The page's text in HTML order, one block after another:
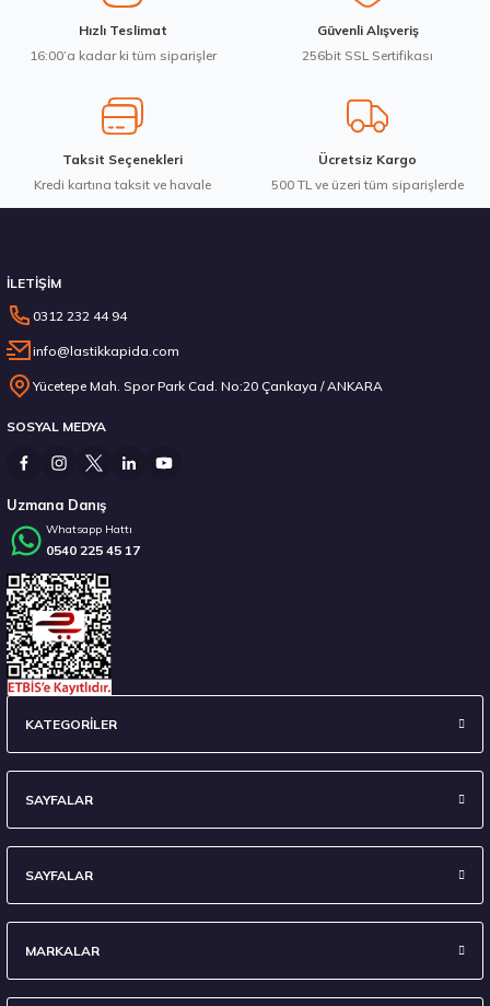
Ürün fiyatı diğer sitelerden daha pahalı.
Bu ürüne benzer farklı alternatifler olmalı.
Waterfall 215/50R17 95W XL Unique UHP Yaz 2026
14.267,00 ₺
Stokta 12 Adet
Hızlı Teslimat
16:00’a kadar ki tüm siparişler
Güvenli Alışveriş
256bit SSL Sertifikası
Taksit Seçenekleri
Kredi kartına taksit ve havale
Ücretsiz Kargo
500 TL ve üzeri tüm siparişlerde
İLETİŞİM
0312 232 44 94
info@lastikkapida.com
Yücetepe Mah. Spor Park Cad. No:20 Çankaya / ANKARA
SOSYAL MEDYA
Uzmana Danış
Whatsapp Hattı
0540 225 45 17
KATEGORİLER
SAYFALAR
SAYFALAR
MARKALAR